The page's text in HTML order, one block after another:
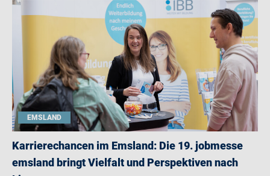
EMSLAND
Karrierechancen im Emsland: Die 19. jobmesse
emsland bringt Vielfalt und Perspektiven nach